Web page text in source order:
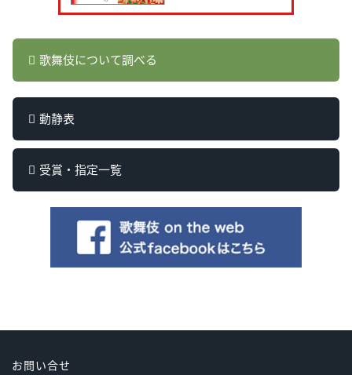
歌舞伎について調べる
動静表
受賞・指定一覧
お問い合せ